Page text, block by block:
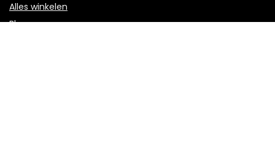
Alles winkelen
Blogs